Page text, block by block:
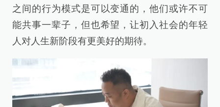
之间的行为模式是可以变通的，他们或许不可
能共事一辈子，但也希望，让初入社会的年轻
人对人生新阶段有更美好的期待。